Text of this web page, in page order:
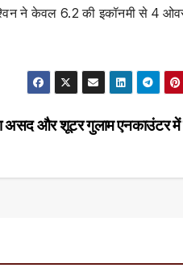
ने केवल 6.2 की इकॉनमी से 4
असद और शूटर गुलाम एनकाउंटर